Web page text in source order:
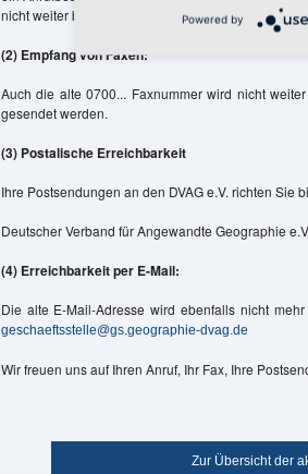
nicht weiter betrieben, Sie erreichen die
(2) Empfang von Faxen:
Auch die alte 0700... Faxnummer wird nicht
gesendet werden.
(3) Postalische Erreichbarkeit
Ihre Postsendungen an den DVAG e.V. richten Sie
Deutscher Verband für Angewandte Geographie
(4) Erreichbarkeit per E-Mail:
Die alte E-Mail-Adresse wird ebenfalls nicht
geschaeftsstelle@gs.geographie-dvag.de
Wir freuen uns auf Ihren Anruf, Ihr Fax, Ihre
Zur Übersicht der
Powered by